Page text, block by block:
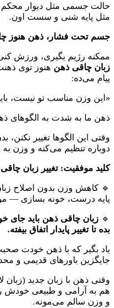
حالت جسمی مثل دیوار
مثل پایه شنی و سست اون.
جسم تحت فشار، ذهن هنوز
ممکنه رژیم بگیری، ورزش کنی
زبان چاقی ذهن هنوز توی
پیام می‌ده:
«این وزن مناسب تو نیست،
ذهن ما به شدت به الگوهای
وقتی این الگوها تغییر نکنن،
دوباره تنظیم می‌کنه و وزن
کلید موفقیت: تغییر زبان
🔹 کاهش وزن بدون اصلاح
پایه درست، خونه بسازی —
🔹 زبان چاقی ذهن باید جای
بده تا تغییر پایدار اتفاق بیفته.
یاد بگیر که با ذهن خودت
جایگزین باورهای قدیمی و
وقتی ذهن با زبان جدید (زبان
هم به آرامی و طبیعی خودش
و وزن سالم می‌مونه.